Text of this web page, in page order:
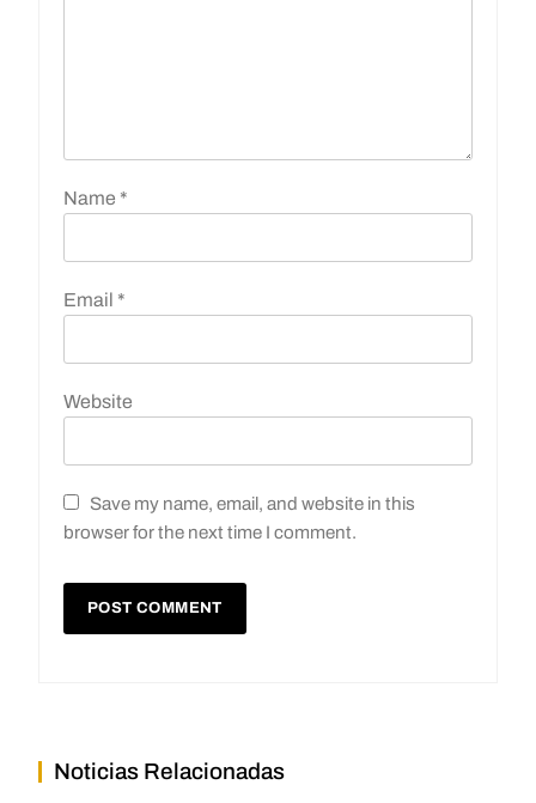
Name *
Email *
Website
Save my name, email, and website in this
browser for the next time I comment.
Noticias Relacionadas